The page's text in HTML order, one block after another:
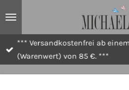
*** Versandkostenfrei ab
(Warenwert) von 85 €. ***